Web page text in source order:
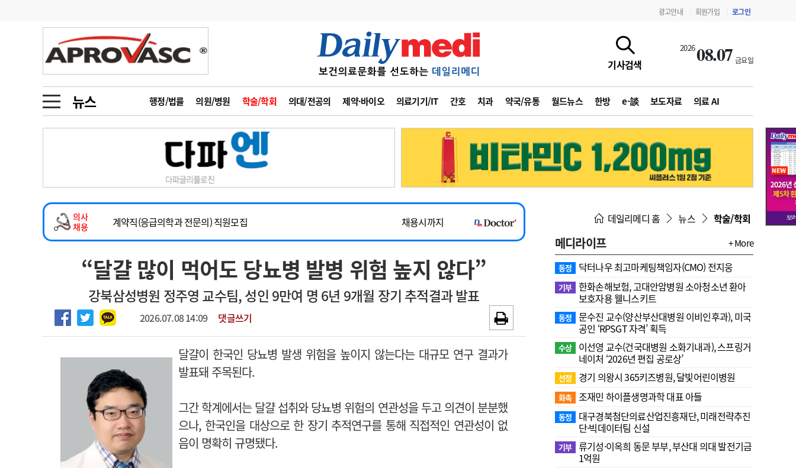
광고안내 회원가입 로그인
기사검색
202608.07 금요일
뉴스 행정/법률 의원/병원 학술/학회 의대/전공의 제약·바이오 의료기기/IT 간호 치과 약국/유통 월드뉴스 한방 e-談 보도자료 의료 AI
금주의 검색어
1
의사인력 수급 추계
2
성분명 처방
3
AI의료
4
전공의 모집 결과
6
관리급여 실시
지필공 지원책
수련환경 개선
의과대학 입시
메디인포 인사 사고
오피니언 칼럼 수첩
인물 초대석 피플
동영상뉴스
포토뉴스
메디 Hospital 지역병원 중소병원
인포메이션 행정처분 판례 정책/통계 공시 지침·기준·평가 약제급여 심사 결과
회사소개 법적고지 광고안내
의사
채용
2026년 하반기 인턴 모집
~2026-08-31
마취통증의학과 임기제 임상의사 채용
채용시까지
계약직(응급의학과 전문의) 직원모집
채용시까지
하반기 전공의(레지던트1년차) 모집
~2026-08-15
2026년 하반기 인턴 모집
~2026-08-31
마취통증의학과 임기제 임상의사 채용
채용시까지
“달걀 많이 먹어도 당뇨병 발병 위험 높지 않다”
강북삼성병원 정주영 교수팀, 성인 9만여 명 6년 9개월 장기 추적결과 발표
2026.07.08 14:09 댓글쓰기
달걀이 한국인 당뇨병 발생 위험을 높이지 않는다는 대규모 연구 결과가
발표돼 주목된다.
그간 학계에서는 달걀 섭취와 당뇨병 위험의 연관성을 두고 의견이 분분했
으나, 한국인을 대상으로 한 장기 추적연구를 통해 직접적인 연관성이 없
음이 명확히 규명됐다.
데일리메디 홈 뉴스 학술/학회
메디라이프 + More
동정 닥터나우 최고마케팅책임자(CMO) 전지웅
기부 한화손해보험, 고대안암병원 소아청소년 환아
보호자용 웰니스키트
동정
문수진 교수( 양산부산대병원 이비인후과), 미국
공인 ‘RPSGT 자격’ 획득
수상
이선영 교수(건국대병원 소화기내과), 스프링거
네이처 ‘2026년 편집 공로상’
선정 경기 의왕시 365키즈병원, 달빛어린이병원
화촉 조재민 하이플생명과학 대표 아들
동정
대구경북첨단의료산업진흥재단, 미래전략추진
단·빅데이터팀 신설
기부 류기성·이옥희 동문 부부, 부산대 의대 발전기금
1억원